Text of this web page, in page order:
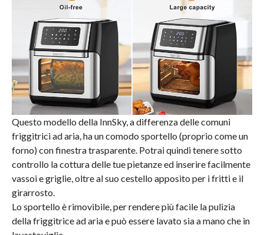
Questo modello della InnSky, a differenza delle comuni
friggitrici ad aria, ha un comodo sportello (proprio come un
forno) con finestra trasparente. Potrai quindi tenere sotto
controllo la cottura delle tue pietanze ed inserire facilmente
vassoi e griglie, oltre al suo cestello apposito per i fritti e il
girarrosto.
Lo sportello è rimovibile, per rendere più facile la pulizia
della friggitrice ad aria e può essere lavato sia a mano che in